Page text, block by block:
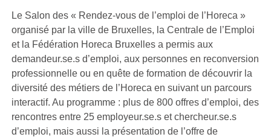
Le Salon des « Rendez-vous de l’emploi de l’Horeca »
organisé par la ville de Bruxelles, la Centrale de l’Emploi
et la Fédération Horeca Bruxelles a permis aux
demandeur.se.s d’emploi, aux personnes en reconversion
professionnelle ou en quête de formation de découvrir la
diversité des métiers de l’Horeca en suivant un parcours
interactif. Au programme : plus de 800 offres d’emploi, des
rencontres entre 25 employeur.se.s et chercheur.se.s
d’emploi, mais aussi la présentation de l’offre de